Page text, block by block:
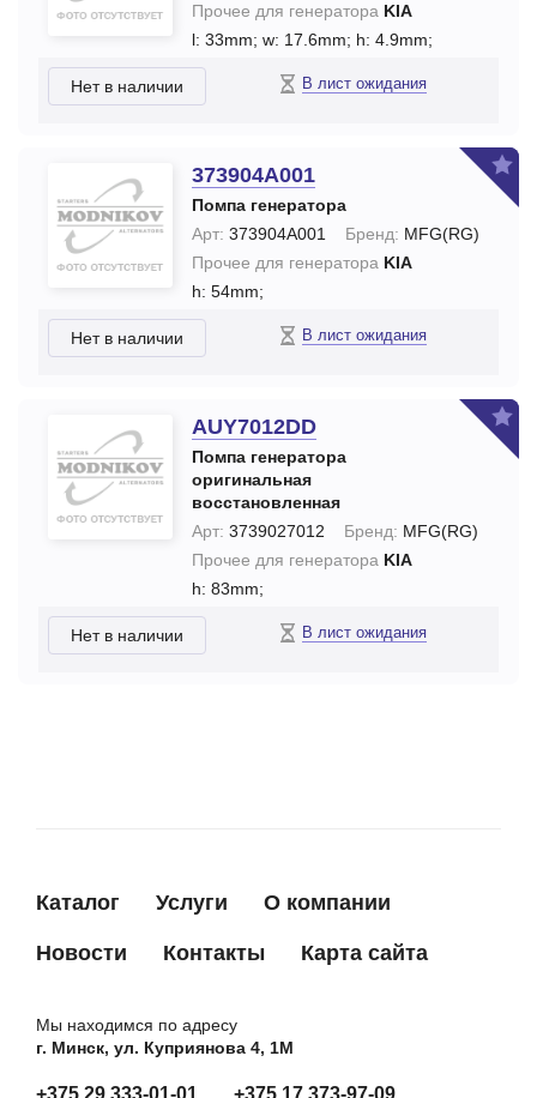
Прочее для генератора KIA
l: 33mm; w: 17.6mm; h: 4.9mm;
Нет в наличии В лист ожидания
373904A001
Помпа генератора
Арт: 373904A001 Бренд: MFG(RG)
Прочее для генератора KIA
h: 54mm;
Нет в наличии В лист ожидания
AUY7012DD
Помпа генератора
оригинальная
восстановленная
Арт: 3739027012 Бренд: MFG(RG)
Прочее для генератора KIA
h: 83mm;
Нет в наличии В лист ожидания
Каталог Услуги О компании
Новости Контакты Карта сайта
Мы находимся по адресу
г. Минск, ул. Куприянова 4, 1М
+375 29 333-01-01 +375 17 373-97-09